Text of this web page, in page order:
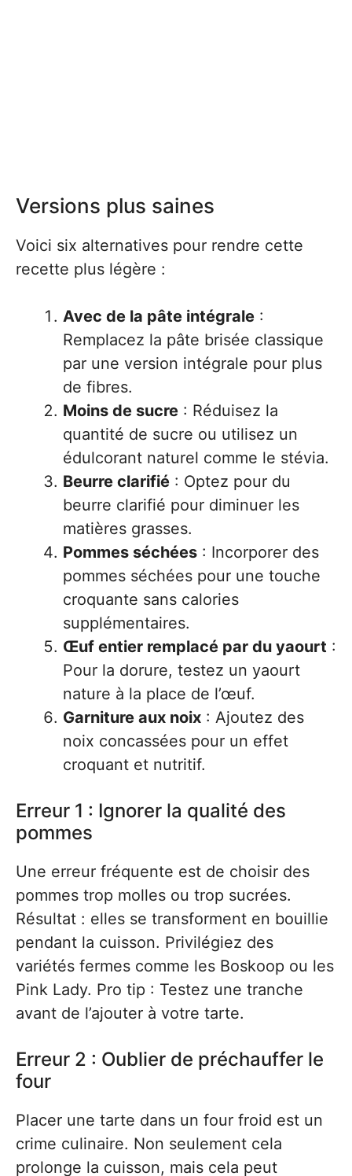
Versions plus saines
Voici six alternatives pour rendre cette
recette plus légère :
Avec de la pâte intégrale :
Remplacez la pâte brisée classique
par une version intégrale pour plus
de fibres.
Moins de sucre : Réduisez la
quantité de sucre ou utilisez un
édulcorant naturel comme le stévia.
Beurre clarifié : Optez pour du
beurre clarifié pour diminuer les
matières grasses.
Pommes séchées : Incorporer des
pommes séchées pour une touche
croquante sans calories
supplémentaires.
Œuf entier remplacé par du yaourt :
Pour la dorure, testez un yaourt
nature à la place de l’œuf.
Garniture aux noix : Ajoutez des
noix concassées pour un effet
croquant et nutritif.
Erreur 1 : Ignorer la qualité des
pommes
Une erreur fréquente est de choisir des
pommes trop molles ou trop sucrées.
Résultat : elles se transforment en bouillie
pendant la cuisson. Privilégiez des
variétés fermes comme les Boskoop ou les
Pink Lady. Pro tip : Testez une tranche
avant de l’ajouter à votre tarte.
Erreur 2 : Oublier de préchauffer le
four
Placer une tarte dans un four froid est un
crime culinaire. Non seulement cela
prolonge la cuisson, mais cela peut